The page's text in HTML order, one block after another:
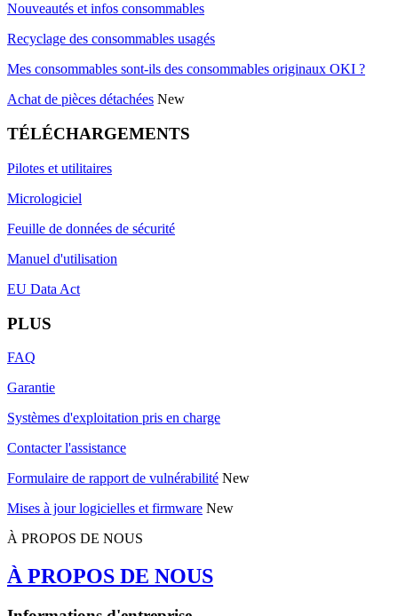
Nouveautés et infos consommables
Recyclage des consommables usagés
Mes consommables sont-ils des consommables originaux OKI ?
Achat de pièces détachées New
TÉLÉCHARGEMENTS
Pilotes et utilitaires
Micrologiciel
Feuille de données de sécurité
Manuel d'utilisation
EU Data Act
PLUS
FAQ
Garantie
Systèmes d'exploitation pris en charge
Contacter l'assistance
Formulaire de rapport de vulnérabilité New
Mises à jour logicielles et firmware New
À PROPOS DE NOUS
À PROPOS DE NOUS